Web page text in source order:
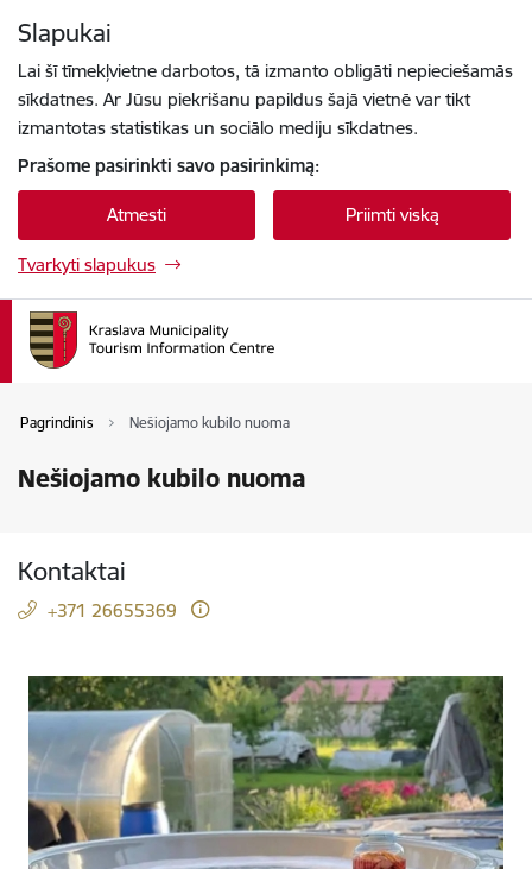
Slapukai
Lai šī tīmekļvietne darbotos, tā izmanto obligāti nepieciešamās
sīkdatnes. Ar Jūsu piekrišanu papildus šajā vietnē var tikt
izmantotas statistikas un sociālo mediju sīkdatnes.
Prašome pasirinkti savo pasirinkimą:
Atmesti Priimti viską
Tvarkyti slapukus
Pagrindinis Nešiojamo kubilo nuoma
Nešiojamo kubilo nuoma
Kontaktai
+371 26655369